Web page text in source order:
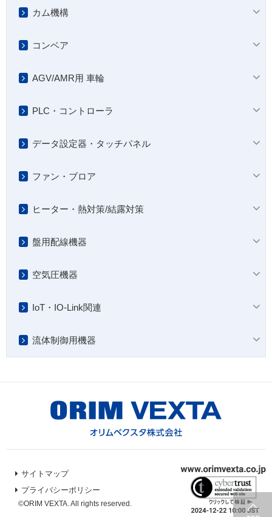
カム機構
コンベア
AGV/AMR用 車輪
PLC・コントローラ
データ設定器・タッチパネル
ファン・ブロア
ヒーター・熱対策/結露対策
盤用配線機器
空気圧機器
IoT・IO-Link関連
流体制御用機器
サイトマップ
プライバシーポリシー
©ORIM VEXTA. All rights reserved.